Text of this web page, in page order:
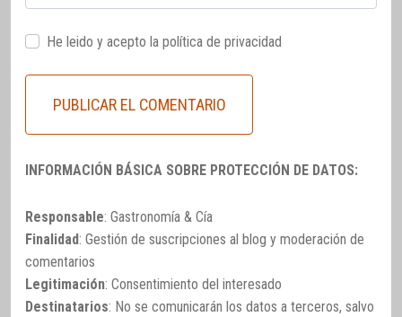
He leido y acepto la política de privacidad
INFORMACIÓN BÁSICA SOBRE PROTECCIÓN DE DATOS:
Responsable: Gastronomía & Cía
Finalidad: Gestión de suscripciones al blog y moderación de
comentarios
Legitimación: Consentimiento del interesado
Destinatarios: No se comunicarán los datos a terceros, salvo